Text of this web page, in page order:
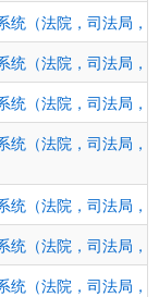
统（法院，司法局，
统（法院，司法局，
统（法院，司法局，
统（法院，司法局，
统（法院，司法局，
统（法院，司法局，
统（法院，司法局，